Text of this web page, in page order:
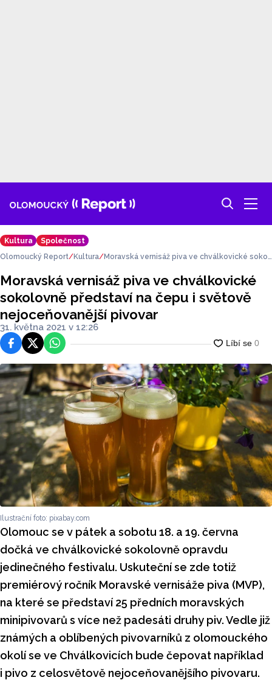
Kultura
Společnost
Olomoucký Report
Kultura
Moravská vernisáž piva ve chválkovické sokol
ější pivovar
Moravská vernisáž piva ve chválkovické
sokolovně představí na čepu i světově
nejoceňovanější pivovar
31. května 2021 v 12:26
FacebookPlatforma X
WhatsApp
Ilustrační foto: pixabay.com
Olomouc se v pátek a sobotu 18. a 19. června
dočká ve chválkovické sokolovně opravdu
jedinečného festivalu. Uskuteční se zde totiž
premiérový ročník Moravské vernisáže piva (MVP),
na které se představí 25 předních moravských
minipivovarů s více než padesáti druhy piv. Vedle již
známých a oblíbených pivovarníků z olomouckého
okolí se ve Chválkovicích bude čepovat například
i pivo z celosvětově nejoceňovanějšího pivovaru.